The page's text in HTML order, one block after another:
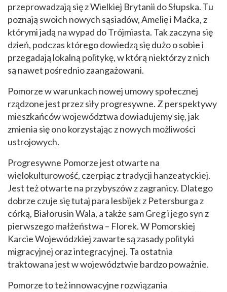
przeprowadzają się z Wielkiej Brytanii do Słupska. Tu
poznają swoich nowych sąsiadów, Amelię i Maćka, z
którymi jadą na wypad do Trójmiasta. Tak zaczyna się
dzień, podczas którego dowiedzą się dużo o sobie i
przegadają lokalną politykę, w którą niektórzy z nich
są nawet pośrednio zaangażowani.
Pomorze w warunkach nowej umowy społecznej
rządzone jest przez siły progresywne. Z perspektywy
mieszkańców województwa dowiadujemy się, jak
zmienia się ono korzystając z nowych możliwości
ustrojowych.
Progresywne Pomorze jest otwarte na
wielokulturowość, czerpiąc z tradycji hanzeatyckiej.
Jest też otwarte na przybyszów z zagranicy. Dlatego
dobrze czuje się tutaj para lesbijek z Petersburga z
córką, Białorusin Wala, a także sam Greg i jego syn z
pierwszego małżeństwa – Florek. W Pomorskiej
Karcie Wojewódzkiej zawarte są zasady polityki
migracyjnej oraz integracyjnej. Ta ostatnia
traktowana jest w województwie bardzo poważnie.
Pomorze to też innowacyjne rozwiązania